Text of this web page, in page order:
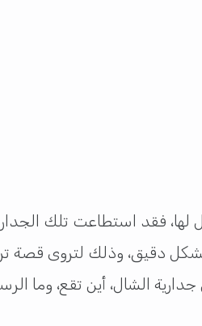
لها، فقد استطاعت تلك
منها، فقد نسجت بأكثر من 700 الف قطعة صغير وبشكل دقيق، وذلك
الشال، أين تقع، وما